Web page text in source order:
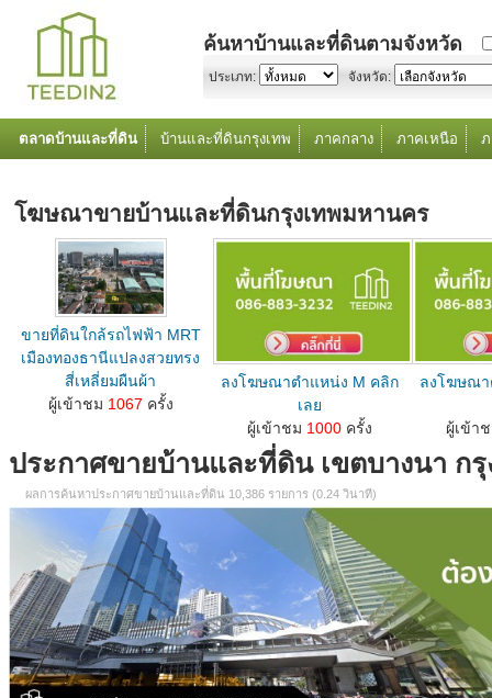
ค้นหาบ้านและที่ดินตามจังหวัด
ประเภท: จังหวัด:
ตลาดบ้านและที่ดิน บ้านและที่ดินกรุงเทพ ภาคกลาง ภาคเหนือ
โฆษณาขายบ้านและที่ดินกรุงเทพมหานคร
ขายที่ดินใกล้รถไฟฟ้า MRT
เมืองทองธานีแปลงสวยทรง
สี่เหลี่ยมผืนผ้า
ลงโฆษณาขายบ้านที่ดินตำแหน่ง M คลิกเลย...
ผู้เข้าชม 1067 ครั้ง
ลงโฆษณาตำแหน่ง M คลิก
เลย
ลงโฆษณาขายบ้านที่ดินตำแหน่ง M คลิกเลย...
ผู้เข้าชม 1000 ครั้ง
ลงโฆษณา
ลงโฆษณาขาย
ผู้เข้า
ประกาศขายบ้านและที่ดิน เขตบางนา ก
ผลการค้นหาประกาศขายบ้านและที่ดิน 10,386 รายการ (0.24 วินาที)